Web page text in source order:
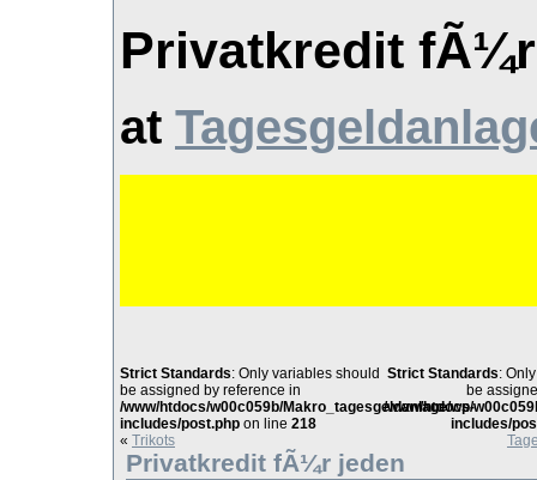
Privatkredit
at
Strict Standards: Only variables should
be assigned by reference in
/www/htdocs/w00c059b/Makro_tagesgeldanlage/wp-
includes/post.php on line 218
« Trikots
Strict Standards:
be
/www/htdocs/
includes/
Privatkredit fÃ¼r jeden